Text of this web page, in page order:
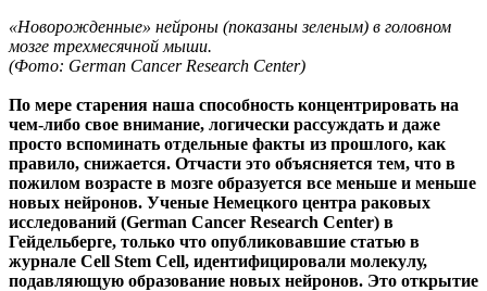
«Новорожденные» нейроны (показаны зеленым) в головном
мозге трехмесячной мыши.
(Фото: German Cancer Research Center)
По мере старения наша способность концентрировать на
чем-либо свое внимание, логически рассуждать и даже
просто вспоминать отдельные факты из прошлого, как
правило, снижается. Отчасти это объясняется тем, что в
пожилом возрасте в мозге образуется все меньше и меньше
новых нейронов. Ученые Немецкого центра раковых
исследований (German Cancer Research Center) в
Гейдельберге, только что опубликовавшие статью в
журнале Cell Stem Cell, идентифицировали молекулу,
подавляющую образование новых нейронов. Это открытие